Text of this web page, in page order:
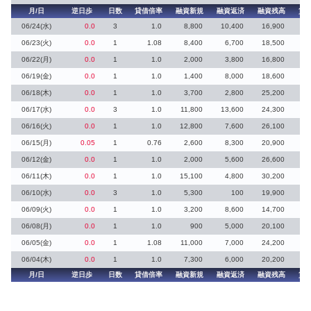
月/日 逆日歩 日数 貸借倍率 融資新規 融資返済 融資残高
貸
06/24(水)
0.0 3 1.0 8,800 10,400 16,900
06/23(火) 0.0 1 1.08 8,400 6,700 18,500
06/22(月) 0.0 1 1.0 2,000 3,800 16,800
06/19(金) 0.0 1 1.0 1,400 8,000 18,600
06/18(木) 0.0 1 1.0 3,700 2,800 25,200
06/17(水) 0.0 3 1.0 11,800 13,600 24,300
06/16(火) 0.0 1 1.0 12,800 7,600 26,100
06/15(月) 0.05 1 0.76 2,600 8,300 20,900
06/12(金) 0.0 1 1.0 2,000 5,600 26,600
06/11(木) 0.0 1 1.0 15,100 4,800 30,200
06/10(水) 0.0 3 1.0 5,300 100 19,900
06/09(火) 0.0 1 1.0 3,200 8,600 14,700
06/08(月) 0.0 1 1.0 900 5,000 20,100
06/05(金) 0.0 1 1.08 11,000 7,000 24,200
06/04(木) 0.0 1 1.0 7,300 6,000 20,200
月/日
逆日歩 日数 貸借倍率 融資新規 融資返済 融資残高 貸